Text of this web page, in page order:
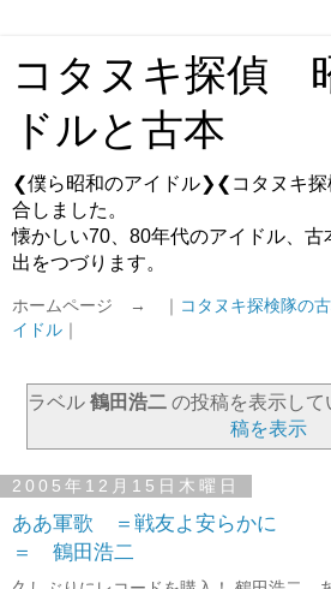
コタヌキ探偵
ドルと古本
❮僕ら昭和のアイドル❯❮コタヌキ
合しました。
懐かしい70、80年代のアイドル、古
出をつづります。
ホームページ → ｜ コタヌキ探検隊の
イドル ｜
ラベル 鶴田浩二の投稿を表示して
稿を表示
2005年12月15日木曜日
ああ軍歌 ＝戦友よ安らかに
＝ 鶴田浩二